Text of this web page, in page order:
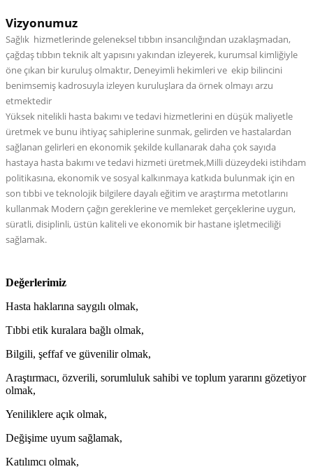
Vizyonumuz
Sağlık hizmetlerinde geleneksel tıbbın insancılığından uzaklaşmadan,
çağdaş tıbbın teknik alt yapısını yakından izleyerek, kurumsal kimliğiyle
öne çıkan bir kuruluş olmaktır, Deneyimli hekimleri ve ekip bilincini
benimsemiş kadrosuyla izleyen kuruluşlara da örnek olmayı arzu
etmektedir
Yüksek nitelikli hasta bakımı ve tedavi hizmetlerini en düşük maliyetle
üretmek ve bunu ihtiyaç sahiplerine sunmak, gelirden ve hastalardan
sağlanan gelirleri en ekonomik şekilde kullanarak daha çok sayıda
hastaya hasta bakımı ve tedavi hizmeti üretmek,Milli düzeydeki istihdam
politikasına, ekonomik ve sosyal kalkınmaya katkıda bulunmak için en
son tıbbi ve teknolojik bilgilere dayalı eğitim ve araştırma metotlarını
kullanmak Modern çağın gereklerine ve memleket gerçeklerine uygun,
süratli, disiplinli, üstün kaliteli ve ekonomik bir hastane işletmeciliği
sağlamak.
Değerlerimiz
Hasta haklarına saygılı olmak,
Tıbbi etik kuralara bağlı olmak,
Bilgili, şeffaf ve güvenilir olmak,
Araştırmacı, özverili, sorumluluk sahibi ve toplum yararını gözetiyor
olmak,
Yeniliklere açık olmak,
Değişime uyum sağlamak,
Katılımcı olmak,